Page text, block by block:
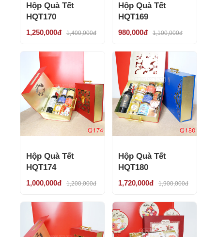
Hộp Quà Tết
HQT170
1,250,000đ 1,400,000đ
Hộp Quà Tết
HQT169
980,000đ 1,100,000đ
Hộp Quà Tết
HQT174
1,000,000đ 1,200,000đ
Hộp Quà Tết
HQT180
1,720,000đ 1,900,000đ